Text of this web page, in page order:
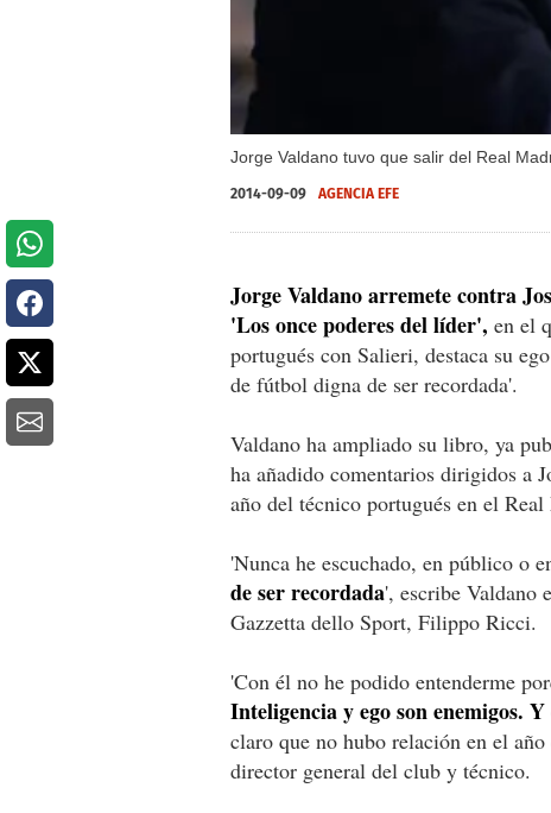
Jorge Valdano tuvo que salir del Real
2014-09-09 AGENCIA EFE
Jorge Valdano arremete contra
'Los once poderes del líder', en el
portugués con Salieri, destaca su
de fútbol digna de ser recordada'.
Valdano ha ampliado su libro, ya
ha añadido comentarios dirigidos a
año del técnico portugués en el
'Nunca he escuchado, en público o
de ser recordada', escribe Valdano
Gazzetta dello Sport, Filippo Ricci.
'Con él no he podido entenderme
Inteligencia y ego son enemigos.
claro que no hubo relación en el
director general del club y técnico.